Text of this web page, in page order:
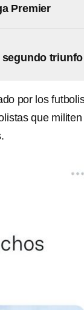
Premier
segundo triunfo
por los
que militen